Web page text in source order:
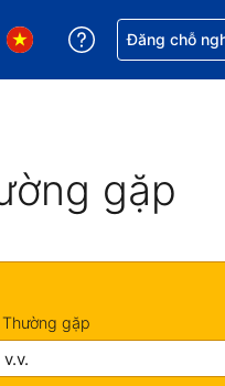
tiền tệ của bạn. Loại
Chọn ngôn ngữ của
Nhận trợ giúp
Đăng chỗ
gặp
gặp